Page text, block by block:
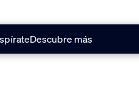
Descubre más